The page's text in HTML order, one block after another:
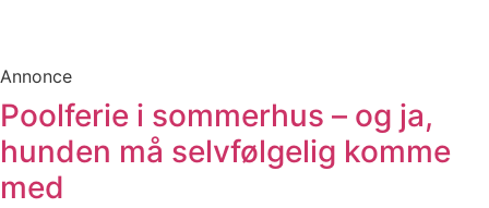
Annonce
Poolferie i sommerhus – og ja,
hunden må selvfølgelig komme
med